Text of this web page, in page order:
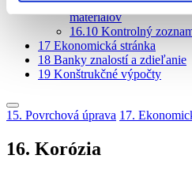
16.9Stručný
materiálov
16.10 Kontrolný
17 Ekonomická stránka
18 Banky znalostí a zdieľanie
19 Konštrukčné výpočty
15. Povrchová úprava 17.
16. Korózia